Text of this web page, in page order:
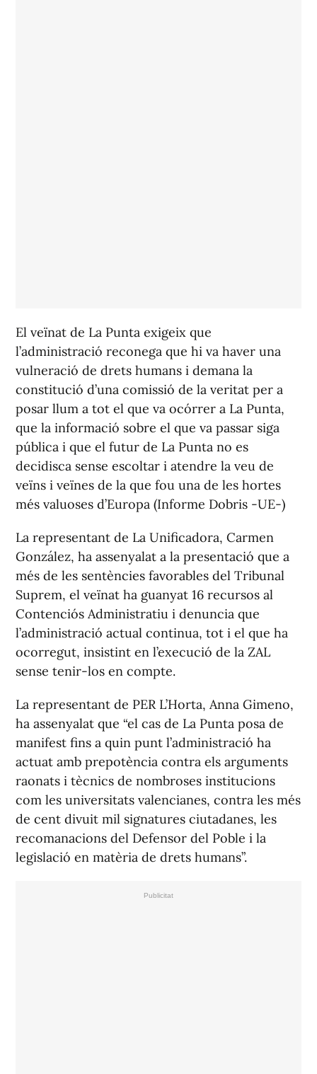
El veïnat de La Punta exigeix que
l’administració reconega que hi va haver una
vulneració de drets humans i demana la
constitució d’una comissió de la veritat per a
posar llum a tot el que va ocórrer a La Punta,
que la informació sobre el que va passar siga
pública i que el futur de La Punta no es
decidisca sense escoltar i atendre la veu de
veïns i veïnes de la que fou una de les hortes
més valuoses d’Europa (Informe Dobris -UE-)
La representant de La Unificadora, Carmen
González, ha assenyalat a la presentació que a
més de les sentències favorables del Tribunal
Suprem, el veïnat ha guanyat 16 recursos al
Contenciós Administratiu i denuncia que
l’administració actual continua, tot i el que ha
ocorregut, insistint en l’execució de la ZAL
sense tenir-los en compte.
La representant de PER L’Horta, Anna Gimeno,
ha assenyalat que “el cas de La Punta posa de
manifest fins a quin punt l’administració ha
actuat amb prepotència contra els arguments
raonats i tècnics de nombroses institucions
com les universitats valencianes, contra les més
de cent divuit mil signatures ciutadanes, les
recomanacions del Defensor del Poble i la
legislació en matèria de drets humans”.